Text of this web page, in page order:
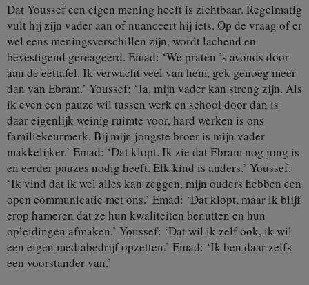
Dat Youssef een eigen mening heeft is zichtbaar. Regelmatig
vult hij zijn vader aan of nuanceert hij iets. Op de vraag of er
wel eens meningsverschillen zijn, wordt lachend en
bevestigend gereageerd. Emad: ‘We praten ’s avonds door
aan de eettafel. Ik verwacht veel van hem, gek genoeg meer
dan van Ebram.’ Youssef: ‘Ja, mijn vader kan streng zijn. Als
ik even een pauze wil tussen werk en school door dan is
daar eigenlijk weinig ruimte voor, hard werken is ons
familiekeurmerk. Bij mijn jongste broer is mijn vader
makkelijker.’ Emad: ‘Dat klopt. Ik zie dat Ebram nog jong is
en eerder pauzes nodig heeft. Elk kind is anders.’ Youssef:
‘Ik vind dat ik wel alles kan zeggen, mijn ouders hebben een
open communicatie met ons.’ Emad: ‘Dat klopt, maar ik blijf
erop hameren dat ze hun kwaliteiten benutten en hun
opleidingen afmaken.’ Youssef: ‘Dat wil ik zelf ook, ik wil
een eigen mediabedrijf opzetten.’ Emad: ‘Ik ben daar zelfs
een voorstander van.’